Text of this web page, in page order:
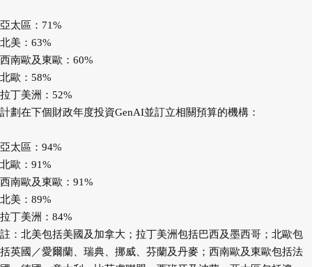
亞太區：71%
北美：63%
西南歐及東歐：60%
北歐：58%
拉丁美洲：52%
計劃在下個財政年度投資GenAI並訂立相關預算的機構：
亞太區：94%
北歐：91%
西南歐及東歐：91%
北美：89%
拉丁美洲：84%
註：北美包括美國及加拿大；拉丁美洲包括巴西及墨西哥；北歐包
括英國／愛爾蘭、瑞典、挪威、芬蘭及丹麥；西南歐及東歐包括法